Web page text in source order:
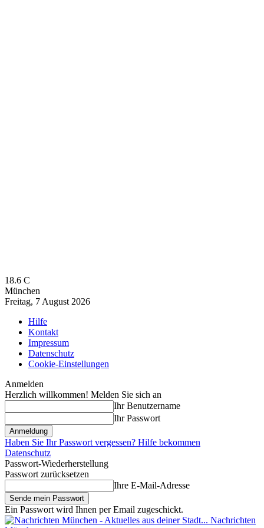
18.6 C
München
Freitag, 7 August 2026
Hilfe
Kontakt
Impressum
Datenschutz
Cookie-Einstellungen
Anmelden
Herzlich willkommen! Melden Sie sich an
Ihr Benutzername
Ihr Passwort
Haben Sie Ihr Passwort vergessen? Hilfe bekommen
Datenschutz
Passwort-Wiederherstellung
Passwort zurücksetzen
Ihre E-Mail-Adresse
Ein Passwort wird Ihnen per Email zugeschickt.
Nachrichten